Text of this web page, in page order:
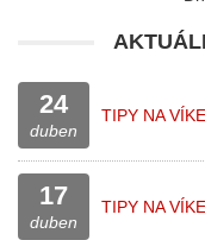
24
duben
TIPY NA
17
duben
TIPY NA